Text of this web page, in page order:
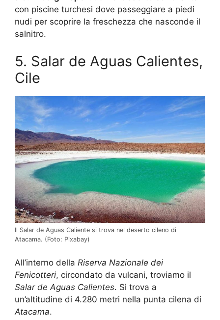
con piscine turchesi dove passeggiare a piedi
nudi per scoprire la freschezza che nasconde il
salnitro.
5. Salar de Aguas Calientes,
Cile
Il Salar de Aguas Caliente si trova nel deserto cileno di
Atacama. (Foto: Pixabay)
All’interno della Riserva Nazionale dei
Fenicotteri, circondato da vulcani, troviamo il
Salar de Aguas Calientes. Si trova a
un’altitudine di 4.280 metri nella punta cilena di
Atacama.